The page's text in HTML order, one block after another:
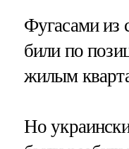
Фугасами из
били по
жилым
Но